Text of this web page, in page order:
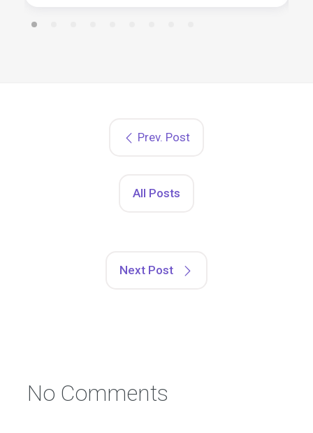
Prev. Post
All Posts
Next Post
No Comments